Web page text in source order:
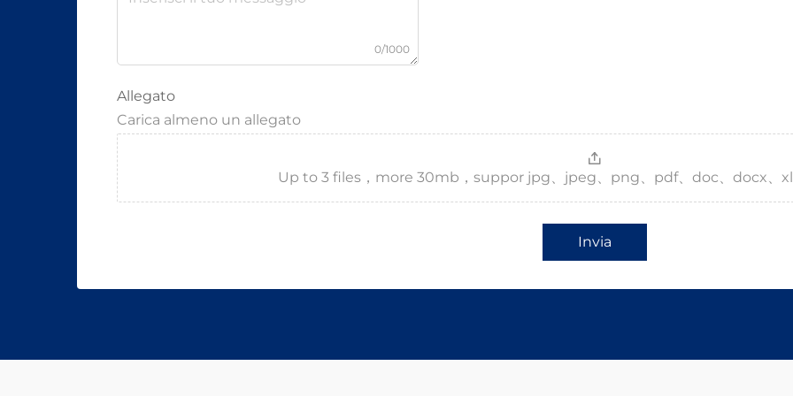
0/1000
Allegato
Carica almeno un allegato
Up to 3 files，more 30mb，suppor jpg、jpeg、png、pdf、doc、docx、
Invia